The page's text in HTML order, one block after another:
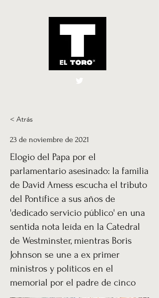
El Toro España
< Atrás
23 de noviembre de 2021
Elogio del Papa por el
parlamentario asesinado: la familia
de David Amess escucha el tributo
del Pontífice a sus años de
'dedicado servicio público' en una
sentida nota leída en la Catedral
de Westminster, mientras Boris
Johnson se une a ex primer
ministros y políticos en el
memorial por el padre de cinco